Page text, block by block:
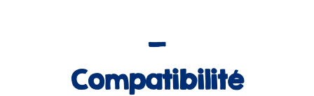
Compatibilité